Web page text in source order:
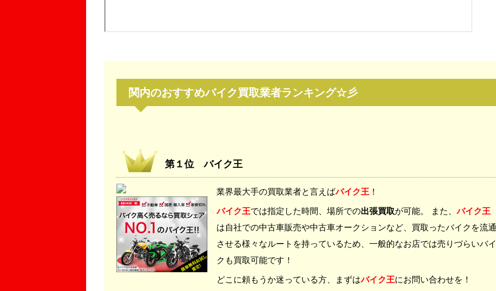
関内のおすすめバイク買取業者ランキング☆彡
第１位 バイク王
業界最大手の買取業者と言えばバイク王 ！
バイク王では指定した時間、場所での出張買取が可能。 また、 バイク王
は自社での中古車販売や中古車オークションなど、買取ったバイクを流通
させる様々なルートを持っているため、一般的なお店では売りづらいバイ
クも買取可能です！
どこに頼もうか迷っている方、まずはバイク王にお問い合わせを！